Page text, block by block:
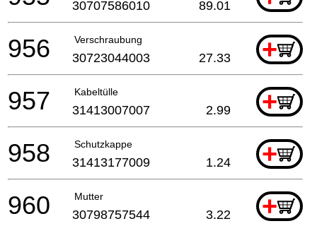
30707586010 89.01
Verschraubung +
956 30723044003 27.33
Kabeltülle +
957 31413007007 2.99
Schutzkappe +
958 31413177009 1.24
Mutter +
960 30798757544 3.22